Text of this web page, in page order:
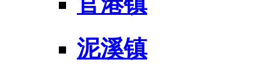
泥溪镇